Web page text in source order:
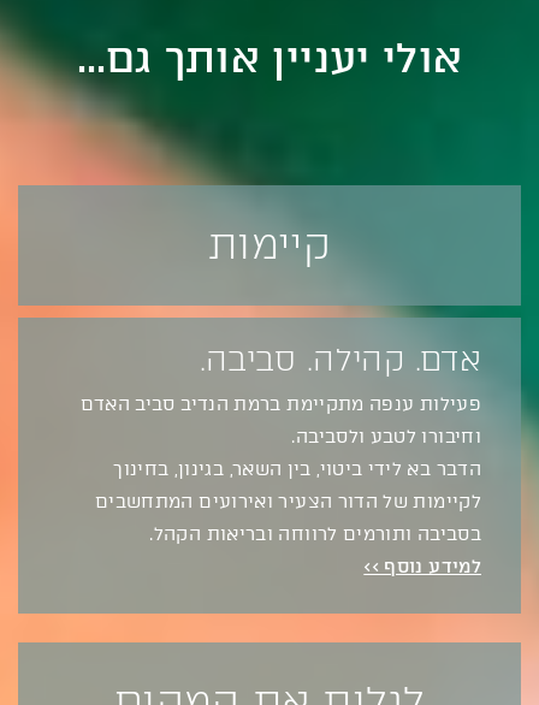
אולי יעניין אותך גם...
קיימות
אדם. קהילה. סביבה.
פעילות ענפה מתקיימת ברמת הנדיב סביב האדם
וחיבורו לטבע ולסביבה.
הדבר בא לידי ביטוי, בין השאר, בגינון, בחינוך
לקיימות של הדור הצעיר ואירועים המתחשבים
בסביבה ותורמים לרווחה ובריאות הקהל.
למידע נוסף >>